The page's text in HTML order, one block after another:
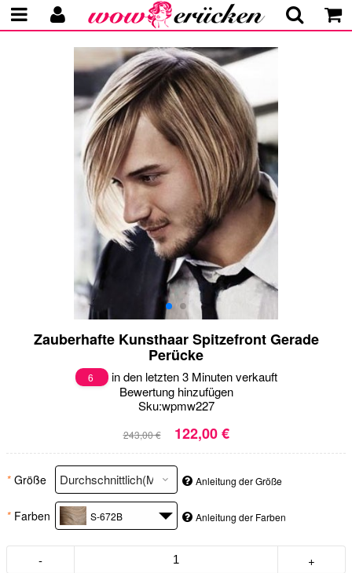
Zauberhafte Kunsthaar Spitzefront Gerade
Perücke
6
in den letzten 3 Minuten verkauft
Bewertung hinzufügen
Sku:wpmw227
243,00 € 122,00 €
* Größe Anleitung der Größe
* Farben S-672B Anleitung der Farben
- +